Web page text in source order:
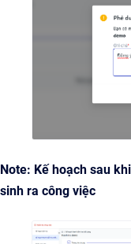
Note: Kế hoạch sau
sinh ra công việc